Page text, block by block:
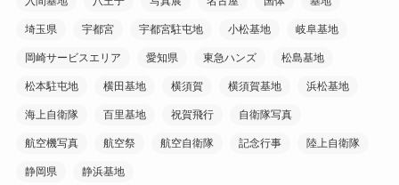
埼玉県 宇都宮 宇都宮駐屯地 小松基地 岐阜基地
岡崎サービスエリア 愛知県 東急ハンズ 松島基地
松本駐屯地 横田基地 横須賀 横須賀基地 浜松基地
海上自衛隊 百里基地 祝賀飛行 自衛隊写真
航空機写真 航空祭 航空自衛隊 記念行事 陸上自衛隊
静岡県 静浜基地